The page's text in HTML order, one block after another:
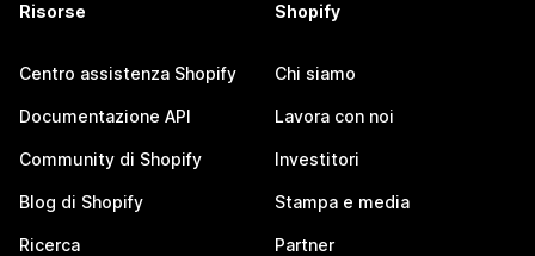
Risorse
Centro assistenza Shopify
Documentazione API
Community di Shopify
Blog di Shopify
Ricerca
Shopify
Chi siamo
Lavora con noi
Investitori
Stampa e media
Partner